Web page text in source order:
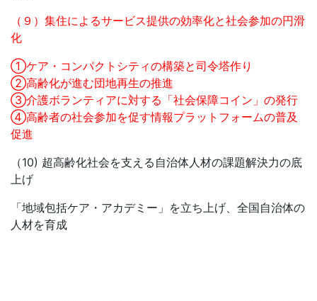
（９）集住によるサービス提供の効率化と社会参加の円滑
化
①ケア・コンパクトシティの構築と司令塔作り
②高齢化が進む団地再生の推進
③介護ボランティアに対する「社会保障コイン」の発行
④高齢者の社会参加を促す情報プラットフォームの普及
促進
（10) 超高齢化社会を支える自治体人材の課題解決力の底
上げ
「地域包括ケア・アカデミー」を立ち上げ、全国自治体の
人材を育成